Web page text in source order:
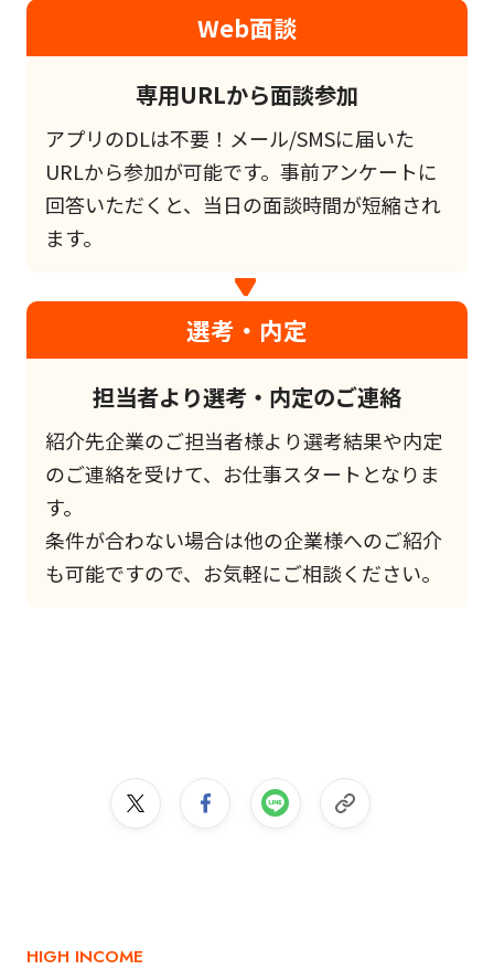
Web面談
専用URLから面談参加
アプリのDLは不要！メール/SMSに届いた
URLから参加が可能です。事前アンケートに
回答いただくと、当日の面談時間が短縮され
ます。
選考・内定
担当者より選考・内定のご連絡
紹介先企業のご担当者様より選考結果や内定
のご連絡を受けて、お仕事スタートとなりま
す。
条件が合わない場合は他の企業様へのご紹介
も可能ですので、お気軽にご相談ください。
HIGH INCOME